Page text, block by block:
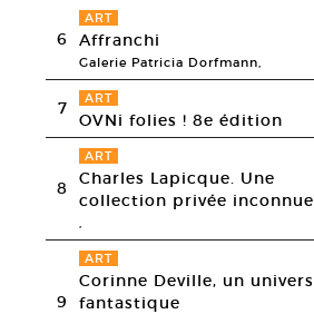
6
ART
Affranchi
Galerie Patricia Dorfmann,
7 ART
OVNi folies ! 8e édition
8
ART
Charles Lapicque. Une
collection privée inconnue
,
9
ART
Corinne Deville, un univers
fantastique